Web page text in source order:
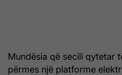
Mundësia që secili qytetar
përmes një platforme